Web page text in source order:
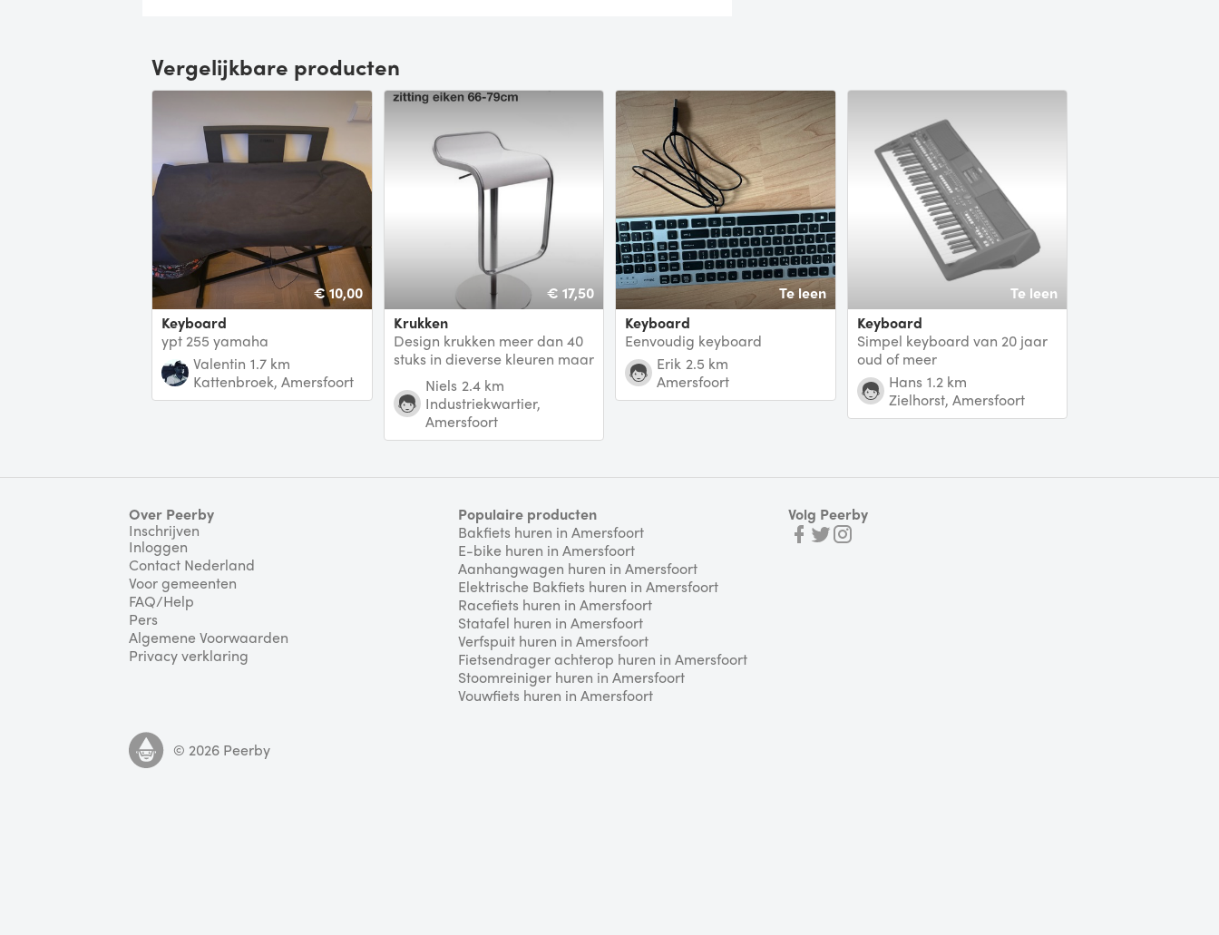
Vergelijkbare producten
€ 10,00
Keyboard
ypt 255 yamaha
Valentin 1.7 km
Kattenbroek, Amersfoort
€ 17,50
Krukken
Design krukken meer dan 40
stuks in dieverse kleuren maar
voornamelijk wit
Niels 2.4 km
Industriekwartier,
Amersfoort
Te leen
Keyboard
Eenvoudig keyboard
Erik 2.5 km
Amersfoort
Te leen
Keyboard
Simpel keyboard van 20 jaar
oud of meer
Hans 1.2 km
Zielhorst, Amersfoort
Over Peerby
Inschrijven
Inloggen
Contact Nederland
Voor gemeenten
FAQ/Help
Pers
Algemene Voorwaarden
Privacy verklaring
Populaire producten
Bakfiets huren in Amersfoort
E-bike huren in Amersfoort
Aanhangwagen huren in Amersfoort
Elektrische Bakfiets huren in Amersfoort
Racefiets huren in Amersfoort
Statafel huren in Amersfoort
Verfspuit huren in Amersfoort
Fietsendrager achterop huren in Amersfoort
Stoomreiniger huren in Amersfoort
Vouwfiets huren in Amersfoort
Volg Peerby
© 2026 Peerby